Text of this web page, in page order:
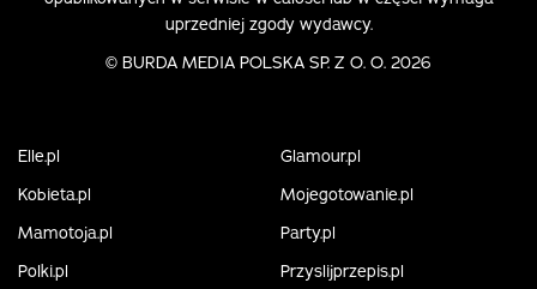
uprzedniej zgody wydawcy.
© BURDA MEDIA POLSKA SP. Z O. O. 2026
Elle.pl
Glamour.pl
Kobieta.pl
Mojegotowanie.pl
Mamotoja.pl
Party.pl
Polki.pl
Przyslijprzepis.pl